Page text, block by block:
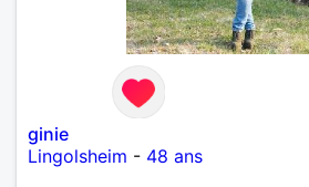
ginie
Lingolsheim - 48 ans